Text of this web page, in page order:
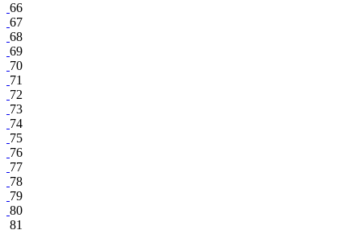
66
67
68
69
70
71
72
73
74
75
76
77
78
79
80
81